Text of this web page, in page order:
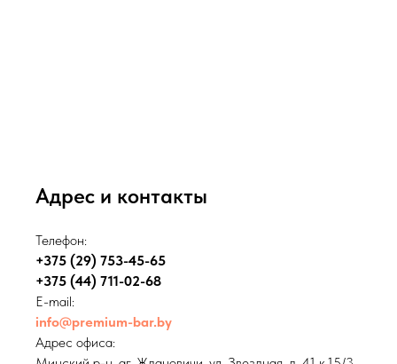
Адрес и контакты
Телефон:
+375 (29) 753-45-65
+375 (44) 711-02-68
E-mail:
info@premium-bar.by
Адрес офиса: